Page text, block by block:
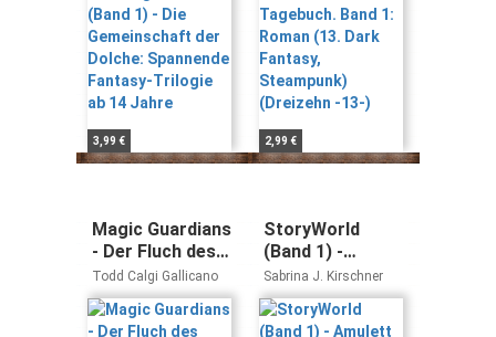
Fantasy-Trilogie
ab 14 Jahre
3,99 €
(Dreizehn -13-)
2,99 €
Magic Guardians
- Der Fluch des
Greifen:
Spannende und
humorvolle
Todd Calgi Gallicano
StoryWorld
(Band 1) -
Amulett der
Tausend
Wasser:
Sabrina J. Kirschner